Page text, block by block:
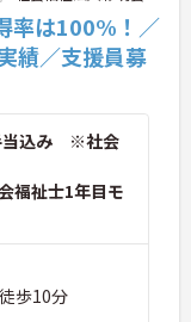
率は100%！／
績／支援員募
込み ※社会
祉士1年目モ
歩10分